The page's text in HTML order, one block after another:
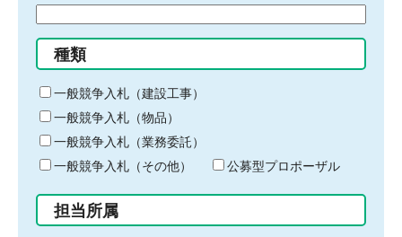
る
キ
ー
ワ
ー
ド
入
力
種類
一般競争入札（建設工事）
一般競争入札（物品）
一般競争入札（業務委託）
一般競争入札（その他）
公募型プロポーザル
担当所属